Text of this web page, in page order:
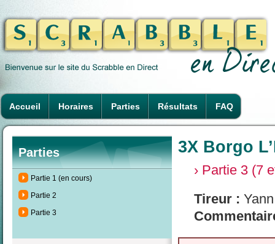
Accueil Horaires Parties Résultats FAQ
Parties
Partie 1 (en cours)
Partie 2
Partie 3
3X Borgo
› Partie 3 (7
Tireur :